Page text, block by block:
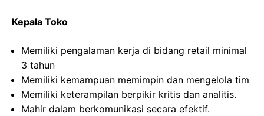
Kepala Toko
Memiliki pengalaman kerja di bidang retail minimal
3 tahun
Memiliki kemampuan memimpin dan mengelola tim
Memiliki keterampilan berpikir kritis dan analitis.
Mahir dalam berkomunikasi secara efektif.